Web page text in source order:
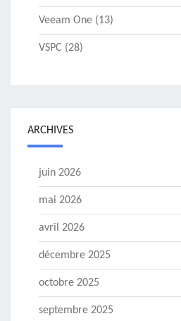
Veeam One (13)
VSPC (28)
ARCHIVES
juin 2026
mai 2026
avril 2026
décembre 2025
octobre 2025
septembre 2025